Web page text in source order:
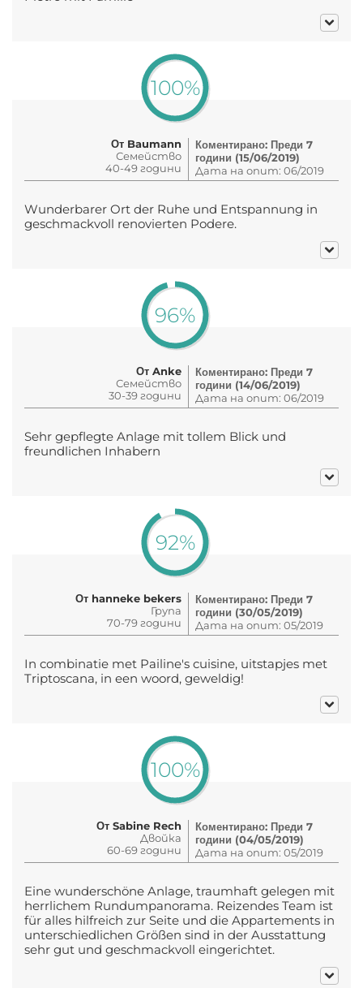
100%
От Baumann
Семейство
40-49 години
Коментирано: Преди 7
години (15/06/2019)
Дата на опит: 06/2019
Wunderbarer Ort der Ruhe und Entspannung in
geschmackvoll renovierten Podere.
96%
От Anke
Семейство
30-39 години
Коментирано: Преди 7
години (14/06/2019)
Дата на опит: 06/2019
Sehr gepflegte Anlage mit tollem Blick und
freundlichen Inhabern
92%
От hanneke bekers
Група
70-79 години
Коментирано: Преди 7
години (30/05/2019)
Дата на опит: 05/2019
In combinatie met Pailine's cuisine, uitstapjes met
Triptoscana, in een woord, geweldig!
100%
От Sabine Rech
Двойка
60-69 години
Коментирано: Преди 7
години (04/05/2019)
Дата на опит: 05/2019
Eine wunderschöne Anlage, traumhaft gelegen mit
herrlichem Rundumpanorama. Reizendes Team ist
für alles hilfreich zur Seite und die Appartements in
unterschiedlichen Größen sind in der Ausstattung
sehr gut und geschmackvoll eingerichtet.